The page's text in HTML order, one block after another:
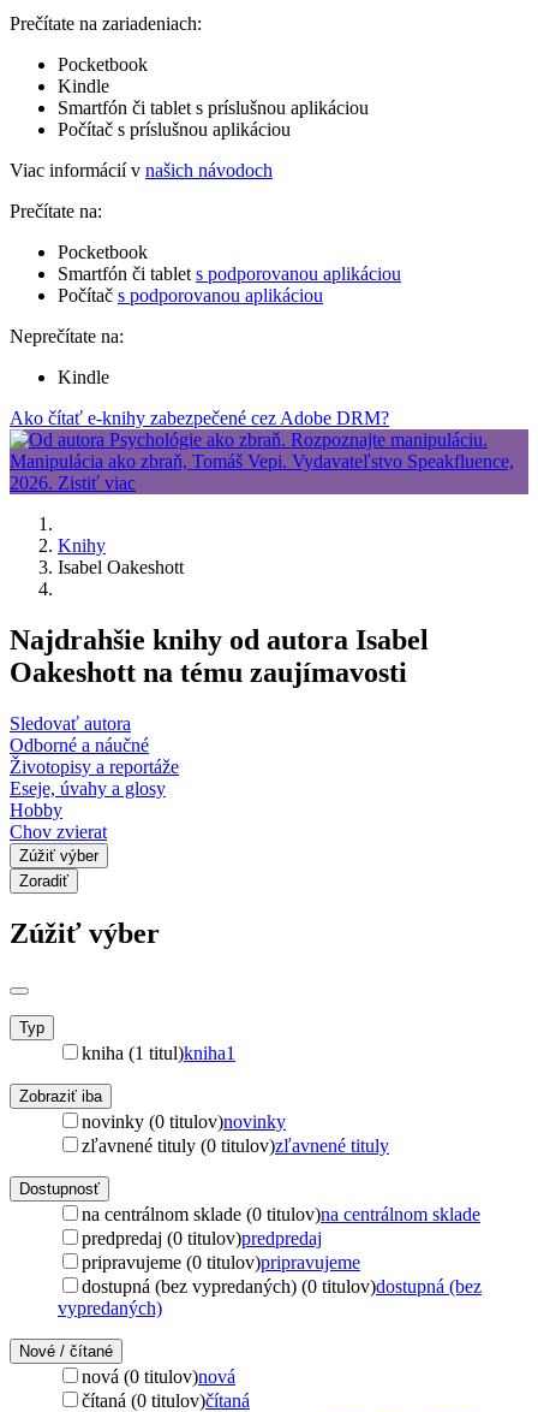
Prečítate na zariadeniach:
Pocketbook
Kindle
Smartfón či tablet s príslušnou aplikáciou
Počítač s príslušnou aplikáciou
Viac informácií v našich návodoch
Prečítate na:
Pocketbook
Smartfón či tablet s podporovanou aplikáciou
Počítač s podporovanou aplikáciou
Neprečítate na:
Kindle
Ako čítať e-knihy zabezpečené cez Adobe DRM?
Knihy
Isabel Oakeshott
Najdrahšie knihy od autora Isabel
Oakeshott na tému zaujímavosti
Sledovať autora
Odborné a náučné
Životopisy a reportáže
Eseje, úvahy a glosy
Hobby
Chov zvierat
Zúžiť výber
Zoradiť
Zúžiť výber
Typ
kniha (1 titul)kniha1
Zobraziť iba
novinky (0 titulov)novinky
zľavnené tituly (0 titulov)zľavnené tituly
Dostupnosť
na centrálnom sklade (0 titulov)na centrálnom sklade
predpredaj (0 titulov)predpredaj
pripravujeme (0 titulov)pripravujeme
dostupná (bez vypredaných) (0 titulov)dostupná (bez
vypredaných)
Nové / čítané
nová (0 titulov)nová
čítaná (0 titulov)čítaná